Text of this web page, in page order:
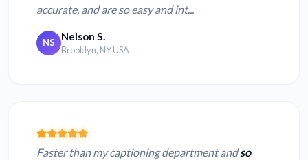
accurate, and are so easy and int...
NS Nelson S.
Brooklyn, NY USA
Faster than my captioning department andso